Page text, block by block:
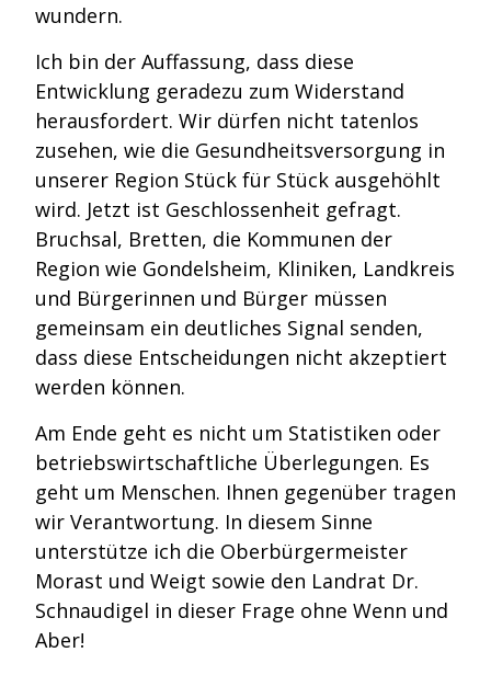
wundern.
Ich bin der Auffassung, dass diese
Entwicklung geradezu zum Widerstand
herausfordert. Wir dürfen nicht tatenlos
zusehen, wie die Gesundheitsversorgung in
unserer Region Stück für Stück ausgehöhlt
wird. Jetzt ist Geschlossenheit gefragt.
Bruchsal, Bretten, die Kommunen der
Region wie Gondelsheim, Kliniken, Landkreis
und Bürgerinnen und Bürger müssen
gemeinsam ein deutliches Signal senden,
dass diese Entscheidungen nicht akzeptiert
werden können.
Am Ende geht es nicht um Statistiken oder
betriebswirtschaftliche Überlegungen. Es
geht um Menschen. Ihnen gegenüber tragen
wir Verantwortung. In diesem Sinne
unterstütze ich die Oberbürgermeister
Morast und Weigt sowie den Landrat Dr.
Schnaudigel in dieser Frage ohne Wenn und
Aber!